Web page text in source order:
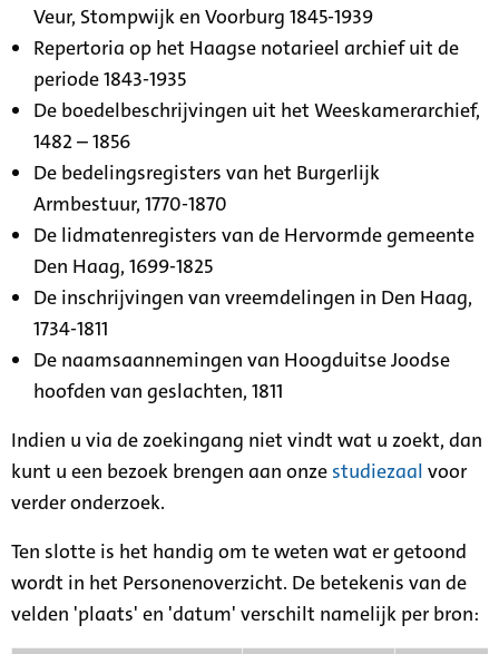
Veur, Stompwijk en Voorburg 1845-1939
Repertoria op het Haagse notarieel archief uit de
periode 1843-1935
De boedelbeschrijvingen uit het Weeskamerarchief,
1482 – 1856
De bedelingsregisters van het Burgerlijk
Armbestuur, 1770-1870
De lidmatenregisters van de Hervormde gemeente
Den Haag, 1699-1825
De inschrijvingen van vreemdelingen in Den Haag,
1734-1811
De naamsaannemingen van Hoogduitse Joodse
hoofden van geslachten, 1811
Indien u via de zoekingang niet vindt wat u zoekt, dan
kunt u een bezoek brengen aan onze studiezaal voor
verder onderzoek.
Ten slotte is het handig om te weten wat er getoond
wordt in het Personenoverzicht. De betekenis van de
velden 'plaats' en 'datum' verschilt namelijk per bron: